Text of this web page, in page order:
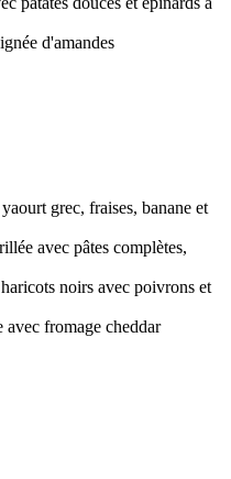
d'amandes
grec, fraises, banane et
avec pâtes complètes,
noirs avec poivrons et
avec fromage cheddar